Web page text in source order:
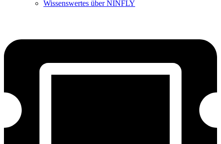
Wissenswertes über NINFLY